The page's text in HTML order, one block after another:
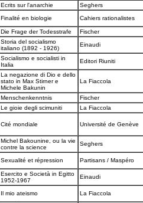
Ecrits sur l'anarchie
Seghers
Finalité en biologie Cahiers rationalistes
Die Frage der Todesstrafe
Fischer
Storia del socialismo
italiano (1892 - 1926)
Einaudi
Socialismo e socialisti in
Italia
Editori Riuniti
La negazione di Dio e dello
stato in Max Stirner e
Michele Bakunin
La Fiaccola
Menschenkenntnis
Fischer
Le gioie degli scimuniti La Fiaccola
Cité mondiale Université de Genève
Michel Bakounine, ou la vie
contre la science
Seghers
Sexualité et répression Partisans / Maspéro
Esercito e Società in Egitto
1952-1967
Einaudi
Il mio ateismo La Fiaccola